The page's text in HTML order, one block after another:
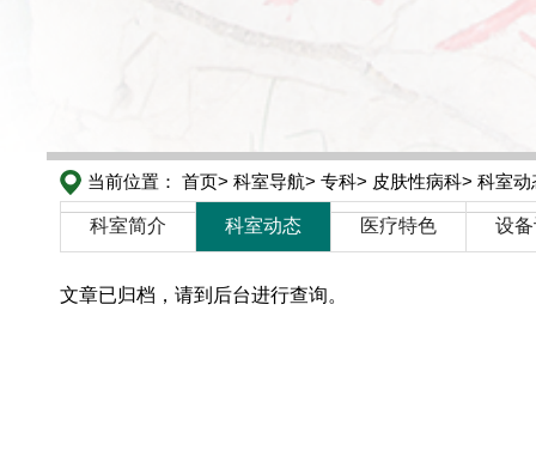
当前位置： 首页> 科室导航> 专科> 皮肤性病科> 科室动
科室简介 科室动态 医疗特色 设
文章已归档，请到后台进行查询。